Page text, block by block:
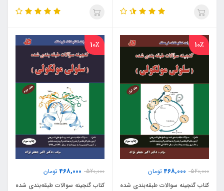
10٪
520,000
468,000تومان
کتاب گنجینه سوالات طبقه‌بندی شده
10٪
520,000
468,000تومان
کتاب گنجینه سوالات طبقه‌بندی شده